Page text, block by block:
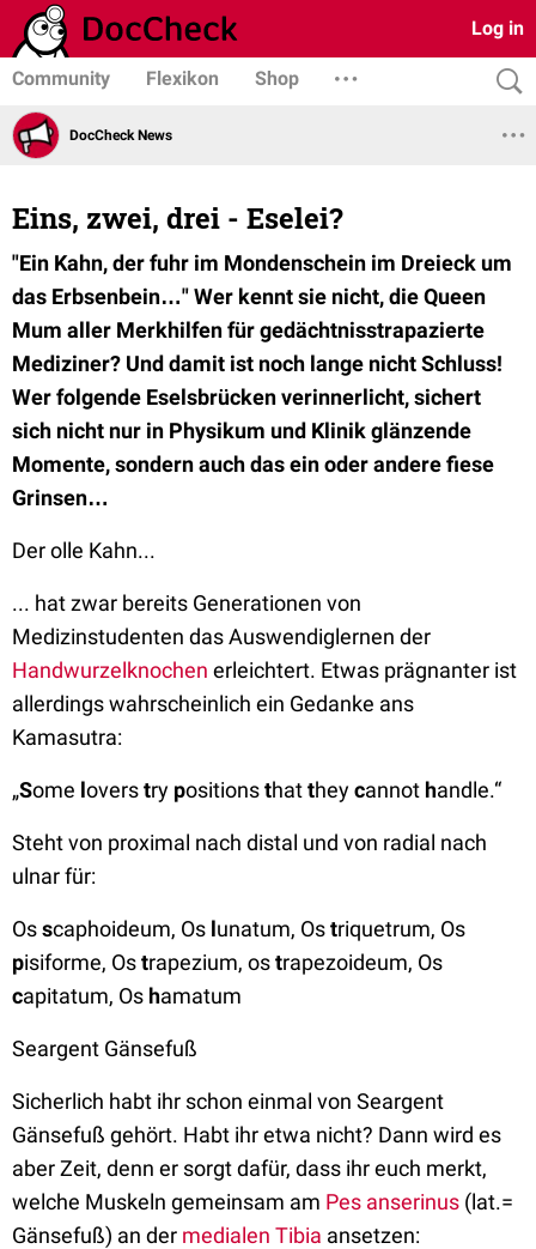
Log in
Community Flexikon Shop
DocCheck News
Eins, zwei, drei - Eselei?
"Ein Kahn, der fuhr im Mondenschein im Dreieck um
das Erbsenbein…" Wer kennt sie nicht, die Queen
Mum aller Merkhilfen für gedächtnisstrapazierte
Mediziner? Und damit ist noch lange nicht Schluss!
Wer folgende Eselsbrücken verinnerlicht, sichert
sich nicht nur in Physikum und Klinik glänzende
Momente, sondern auch das ein oder andere fiese
Grinsen…
Der olle Kahn...
... hat zwar bereits Generationen von
Medizinstudenten das Auswendiglernen der
Handwurzelknochen erleichtert. Etwas prägnanter ist
allerdings wahrscheinlich ein Gedanke ans
Kamasutra:
„Some loverstry positionsthattheycannot handle.“
Steht von proximal nach distal und von radial nach
ulnar für:
Osscaphoideum, Os lunatum, Ostriquetrum, Os
pisiforme, Ostrapezium, ostrapezoideum, Os
capitatum, Os hamatum
Seargent Gänsefuß
Sicherlich habt ihr schon einmal von Seargent
Gänsefuß gehört. Habt ihr etwa nicht? Dann wird es
aber Zeit, denn er sorgt dafür, dass ihr euch merkt,
welche Muskeln gemeinsam am Pes anserinus (lat.=
Gänsefuß) an der medialen Tibia ansetzen: